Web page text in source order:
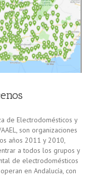
de Electrodomésticos y
son organizaciones
años 2011 y 2010,
a todos los grupos y
de electrodomésticos
en Andalucía, con